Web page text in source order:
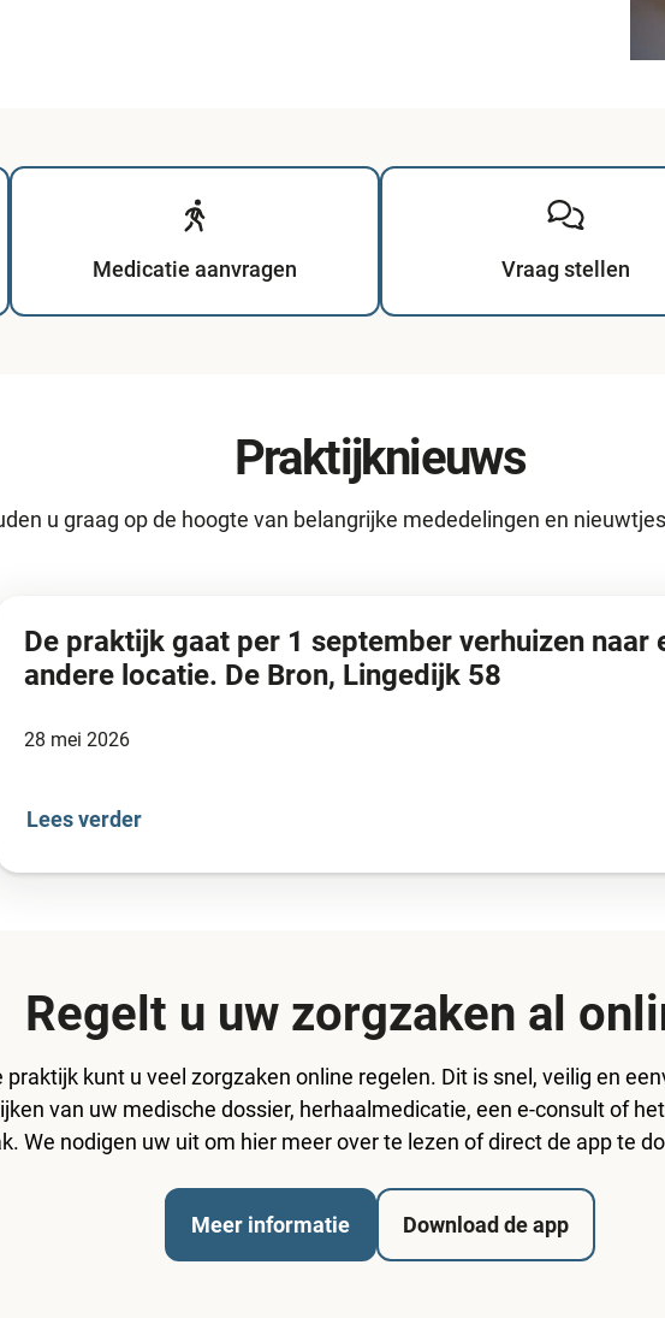
Medicatie aanvragen Vraag stellen
Praktijknieuws
u graag op de hoogte van belangrijke mededelingen en
De praktijk gaat per 1 september verhuizen naar
andere locatie. De Bron, Lingedijk 58
28 mei 2026
Lees verder
Regelt u uw zorgzaken al
praktijk kunt u veel zorgzaken online regelen. Dit is snel, veilig en
van uw medische dossier, herhaalmedicatie, een e-consult of
We nodigen uw uit om hier meer over te lezen of direct de app te
Meer informatie Download de app